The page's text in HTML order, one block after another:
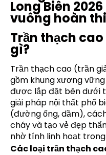
Long Biên
vuông hoàn
Trần thạch cao
gì?
Trần thạch cao (trần
gồm khung xương
được lắp đặt bên dưới
giải pháp nội thất phổ
(đường ống, dầm),
cháy và tạo vẻ đẹp
nhờ tính linh hoạt
Các loại trần thạch